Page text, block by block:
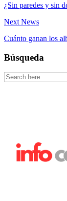
¿Sin paredes y sin
Next News
Cuánto ganan los
Búsqueda